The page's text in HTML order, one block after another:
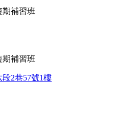
期補習班
期補習班
2巷57號1樓